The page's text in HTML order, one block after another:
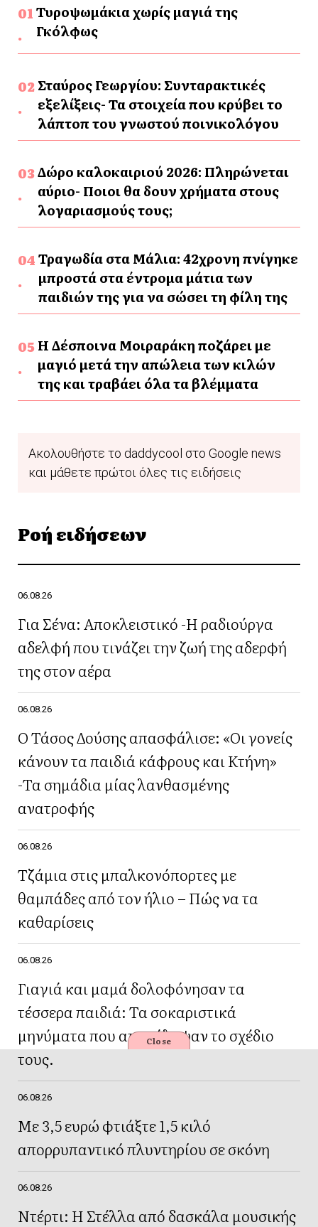
Τυροψωμάκια χωρίς μαγιά της
Γκόλφως
Σταύρος Γεωργίου: Συνταρακτικές
εξελίξεις- Τα στοιχεία που κρύβει το
λάπτοπ του γνωστού ποινικολόγου
Δώρο καλοκαιριού 2026: Πληρώνεται
αύριο- Ποιοι θα δουν χρήματα στους
λογαριασμούς τους;
Τραγωδία στα Μάλια: 42χρονη πνίγηκε
μπροστά στα έντρομα μάτια των
παιδιών της για να σώσει τη φίλη της
Η Δέσποινα Μοιραράκη ποζάρει με
μαγιό μετά την απώλεια των κιλών
της και τραβάει όλα τα βλέμματα
Ακολουθήστε το daddycool στο Google news
και μάθετε πρώτοι όλες τις ειδήσεις
Ροή ειδήσεων
06.08.26
Για Σένα: Αποκλειστικό -Η ραδιούργα
αδελφή που τινάζει την ζωή της αδερφή
της στον αέρα
06.08.26
Ο Τάσος Δούσης απασφάλισε: «Οι γονείς
κάνουν τα παιδιά κάφρους και Κτήνη»
-Τα σημάδια μίας λανθασμένης
ανατροφής
06.08.26
Τζάμια στις μπαλκονόπορτες με
θαμπάδες από τον ήλιο – Πώς να τα
καθαρίσεις
06.08.26
Γιαγιά και μαμά δολοφόνησαν τα
τέσσερα παιδιά: Τα σοκαριστικά
μηνύματα που αποκάλυψαν το σχέδιο
τους.
06.08.26
Με 3,5 ευρώ φτιάξτε 1,5 κιλό
απορρυπαντικό πλυντηρίου σε σκόνη
06.08.26
Ντέρτι: Η Στέλλα από δασκάλα μουσικής
Close